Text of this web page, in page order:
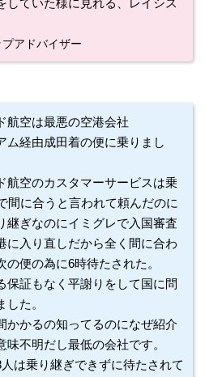
していた様に見れる、レイシス
アドバイザー
航空は最悪の空港会社
ム経由成田着の便に乗りまし
航空のカスタマーサービスは乗
間に合うと言われて頼んだのに
継ぎなのにイミグレで入国審査
に入り直しだから全く間に合わ
の便の為に6時待たされた。
保証もなく平謝りをして国に問
した。
かかるの知ってるのになぜ紹介
味不明だし最低の会社です。
は乗り継ぎできずに待たされて